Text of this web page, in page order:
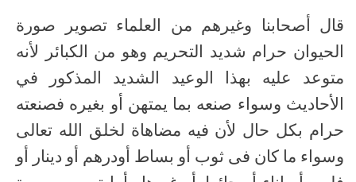
قال أصحابنا وغيرهم من العلماء تصوير صورة
الحيوان حرام شديد التحريم وهو من الكبائر لأنه
متوعد عليه بهذا الوعيد الشديد المذكور في
الأحاديث وسواء صنعه بما يمتهن أو بغيره فصنعته
حرام بكل حال لأن فيه مضاهاة لخلق الله تعالى
وسواء ما كان فى ثوب أو بساط أودرهم أو دينار أو